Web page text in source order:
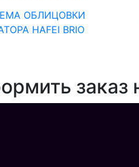
ОБЛИЦОВКИ
HAFEI BRIO
заказ